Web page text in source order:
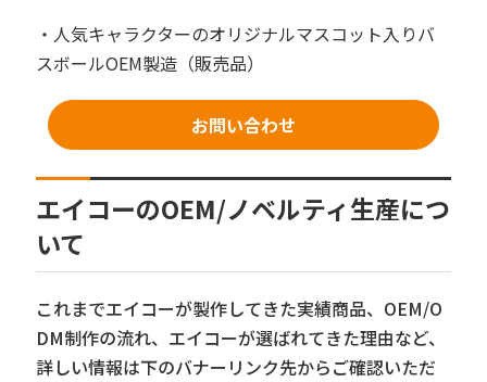
・人気キャラクターのオリジナルマスコット入りバ
スボールOEM製造（販売品）
お問い合わせ
エイコーのOEM/ノベルティ生産につ
いて
これまでエイコーが製作してきた実績商品、OEM/O
DM制作の流れ、エイコーが選ばれてきた理由など、
詳しい情報は下のバナーリンク先からご確認いただ